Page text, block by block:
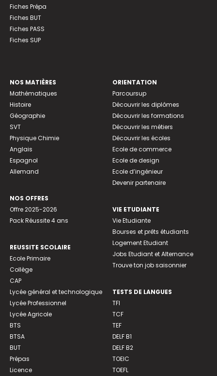
Fiches Prépa
Fiches BUT
Fiches PASS
Fiches SUP
NOS MATIÈRES
Mathématiques
Histoire
Géographie
SVT
Physique Chimie
Anglais
Espagnol
Allemand
NOS OFFRES
Offre 2025-2026
Pack Réussite 4 ans
REUSSITE SCOLAIRE
Ecole Primaire
Collège
CAP
Lycée général et technologique
Lycée Professionnel
Lycée Agricole
BTS
BTSA
BUT
Prépas
Licence
ORIENTATION
Parcoursup
Découvrir les diplômes
Découvrir les formations
Découvrir les métiers
Découvrir les écoles
Ecole de commerce
Ecole de design
Ecole d’ingénieur
Devenir partenaire
VIE ETUDIANTE
Vie Etudiante
Bourses et prêts étudiants
Logement Etudiant
Jobs Etudiant et Alternance
Trouve ton job saisonnier
TESTS DE LANGUES
TFI
TCF
TEF
DELF B1
DELF B2
TOEIC
TOEFL